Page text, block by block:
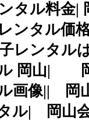
タル料金|
ンタル
レンタル
岡山|
ル画像||
ル| 岡山